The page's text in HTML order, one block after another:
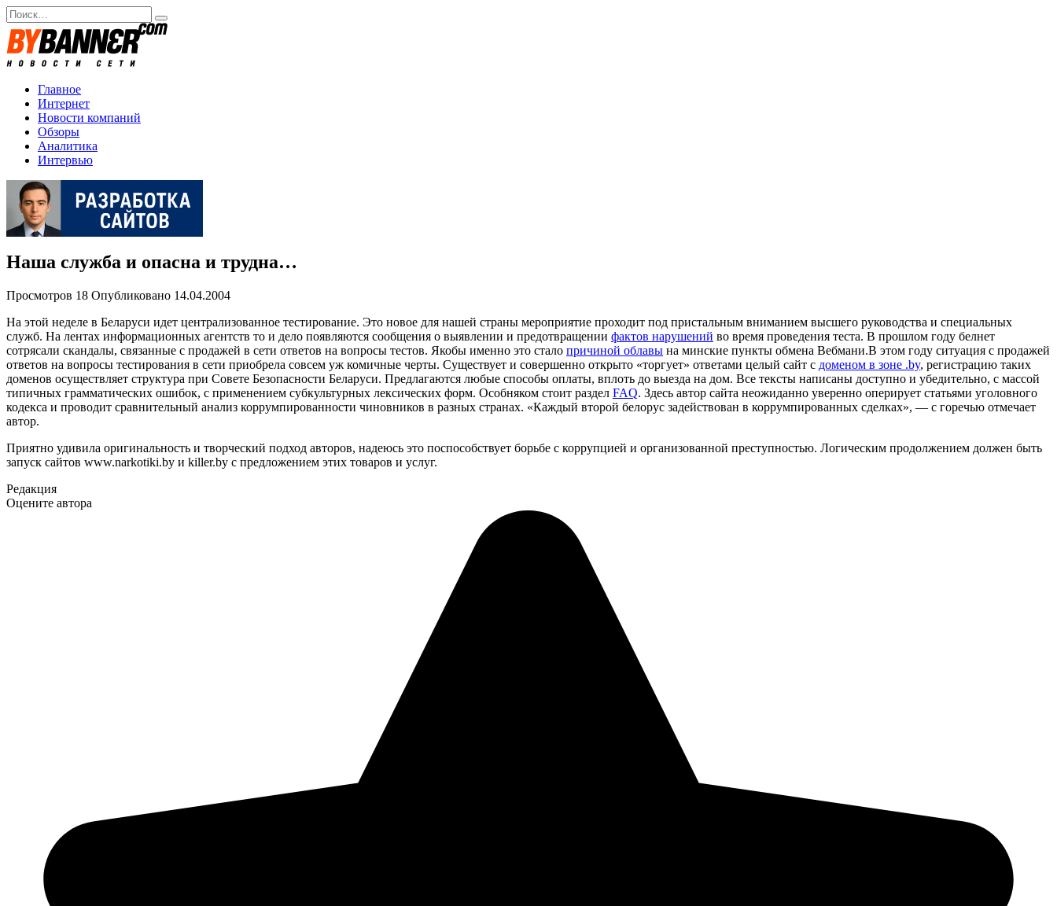
Перейти
к
содержанию
Search
for:
Главное
Интернет
Новости компаний
Обзоры
Аналитика
Интервью
Наша служба и опасна и трудна…
Просмотров 18 Опубликовано 14.04.2004
На этой неделе в Беларуси идет централизованное тестирование. Это новое для нашей страны мероприятие проходит под пристальным вниманием высшего руководства и специальных
служб. На лентах информационных агентств то и дело появляются сообщения о выявлении и предотвращении фактов нарушений во время проведения теста. В прошлом году белнет
сотрясали скандалы, связанные с продажей в сети ответов на вопросы тестов. Якобы именно это стало причиной облавы на минские пункты обмена Вебмани.В этом году ситуация с продажей
ответов на вопросы тестирования в сети приобрела совсем уж комичные черты. Существует и совершенно открыто «торгует» ответами целый сайт с доменом в зоне .by, регистрацию таких
доменов осуществляет структура при Совете Безопасности Беларуси. Предлагаются любые способы оплаты, вплоть до выезда на дом. Все тексты написаны доступно и убедительно, с массой
типичных грамматических ошибок, с применением субкультурных лексических форм. Особняком стоит раздел FAQ. Здесь автор сайта неожиданно уверенно оперирует статьями уголовного
кодекса и проводит сравнительный анализ коррумпированности чиновников в разных странах. «Каждый второй белорус задействован в коррумпированных сделках», — с горечью отмечает
автор.
Приятно удивила оригинальность и творческий подход авторов, надеюсь это поспособствует борьбе с коррупцией и организованной преступностью. Логическим продолжением должен быть
запуск сайтов www.narkotiki.by и killer.by с предложением этих товаров и услуг.
Редакция
Оцените автора